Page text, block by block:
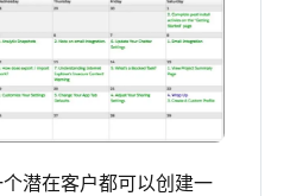
潜在客户都可以创建一